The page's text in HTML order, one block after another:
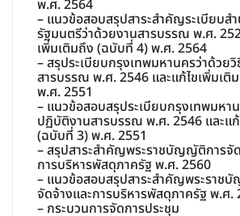
พ.ศ. 2564
– แนวข้อสอบสรุปสาระสำคัญระเบียบส
รัฐมนตรีว่าด้วยงานสารบรรณ พ.ศ.
เพิ่มเติมถึง (ฉบับที่ 4) พ.ศ. 2564
– สรุประเบียบกรุงเทพมหานครว่าด้วย
สารบรรณ พ.ศ. 2546 และแก้ไขเพิ่มเ
พ.ศ. 2551
– แนวข้อสอบสรุประเบียบกรุงเทพมหา
ปฏิบัติงานสารบรรณ พ.ศ. 2546 และแ
(ฉบับที่ 3) พ.ศ. 2551
– สรุปสาระสำคัญพระราชบัญญัติการจั
การบริหารพัสดุภาครัฐ พ.ศ. 2560
– แนวข้อสอบสรุปสาระสำคัญพระราช
จัดจ้างและการบริหารพัสดุภาครัฐ พ.ศ.
– กระบวนการจัดการประชุม